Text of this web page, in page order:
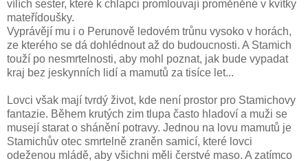
vílích sester, které k chlapci promlouvají proměněné v kvítky
mateřídoušky.
Vyprávějí mu i o Perunově ledovém trůnu vysoko v horách,
ze kterého se dá dohlédnout až do budoucnosti. A Stamich
touží po nesmrtelnosti, aby mohl poznat, jak bude vypadat
kraj bez jeskynních lidí a mamutů za tisíce let...
Lovci však mají tvrdý život, kde není prostor pro Stamichovy
fantazie. Během krutých zim tlupa často hladoví a muži se
musejí starat o shánění potravy. Jednou na lovu mamutů je
Stamichův otec smrtelně zraněn samicí, které lovci
odeženou mládě, aby všichni měli čerstvé maso. A zatímco